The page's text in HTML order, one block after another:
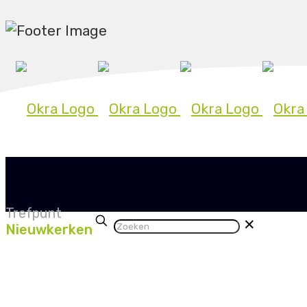
OVER OKRA
Trefpunt
Nieuwkerken
✕